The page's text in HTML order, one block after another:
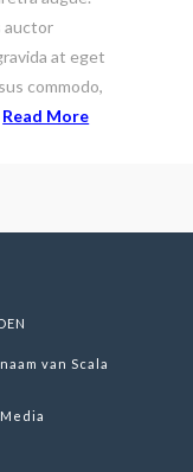
auctor
at eget
commodo,
Read More
van Scala